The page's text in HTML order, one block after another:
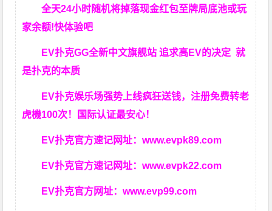
全天24小时随机将掉落现金红包至牌局底池或玩
家余额!快体验吧
EV扑克GG全新中文旗舰站 追求高EV的决定就
是扑克的本质
EV扑克娱乐场强势上线疯狂送钱，注册免费转老
虎機100次！国际认证最安心！
EV扑克官方速记网址：www.evpk89.com
EV扑克官方速记网址：www.evpk22.com
EV扑克官方网址：www.evp99.com